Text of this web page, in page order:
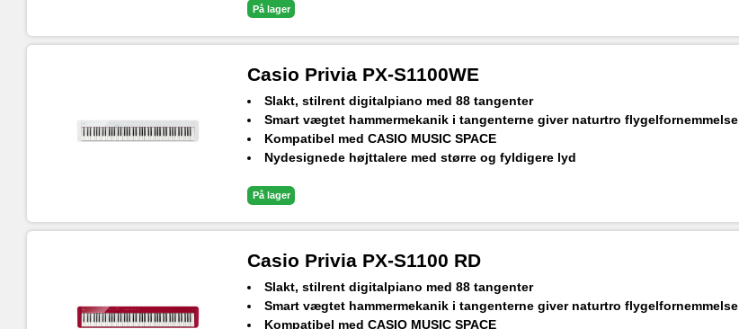
18 indbyggede lyde
På lager
Casio Privia PX-S1100WE
Slakt, stilrent digitalpiano med 88 tangenter
Smart vægtet hammermekanik i tangenterne giver naturtro flygelfornemmelse
Kompatibel med CASIO MUSIC SPACE
Nydesignede højttalere med større og fyldigere lyd
18 indbyggede lyde
På lager
Casio Privia PX-S1100 RD
Slakt, stilrent digitalpiano med 88 tangenter
Smart vægtet hammermekanik i tangenterne giver naturtro flygelfornemmelse
Kompatibel med CASIO MUSIC SPACE